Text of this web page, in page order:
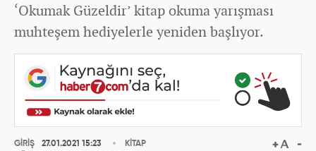
‘Okumak Güzeldir’ kitap okuma yarışması
muhteşem hediyelerle yeniden başlıyor.
GİRİŞ
27.01.2021 15:23
KİTAP